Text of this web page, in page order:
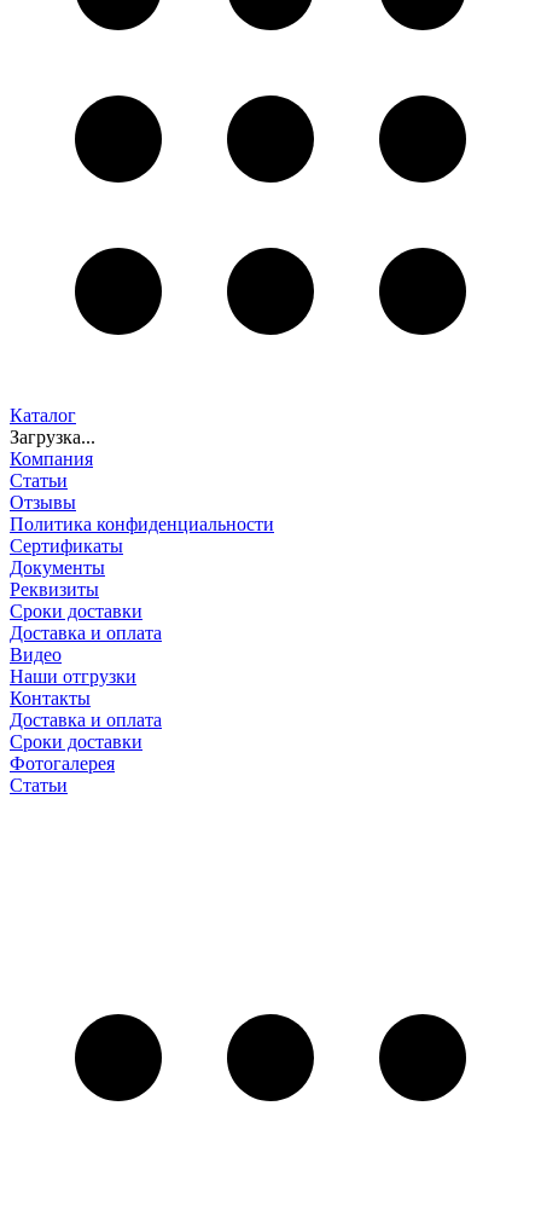
Каталог
Загрузка...
Компания
Статьи
Отзывы
Политика конфиденциальности
Сертификаты
Документы
Реквизиты
Сроки доставки
Доставка и оплата
Видео
Наши отгрузки
Контакты
Доставка и оплата
Сроки доставки
Фотогалерея
Статьи